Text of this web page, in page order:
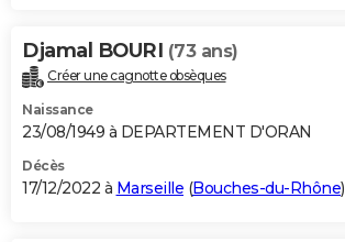
Djamal BOURI (73 ans)
Créer une cagnotte obsèques
Naissance
23/08/1949 à DEPARTEMENT D'ORAN
Décès
17/12/2022 à Marseille (Bouches-du-Rhône)